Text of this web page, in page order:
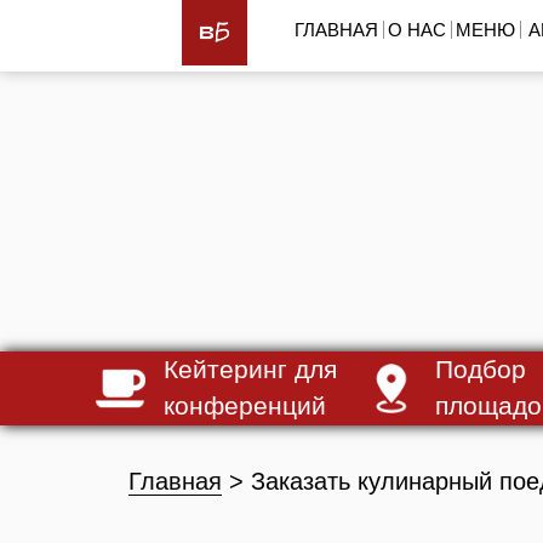
ГЛАВНАЯ О НАС МЕНЮ
Кейтеринг для
конференций
Подбор
Главная > Заказать кулинарный